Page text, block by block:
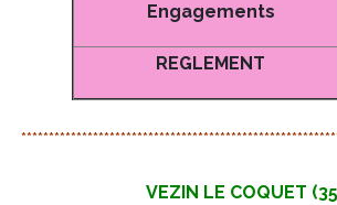
Engagements
REGLEMENT
VEZIN LE COQUET